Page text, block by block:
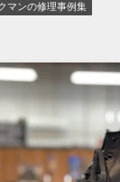
マンの修理事例集